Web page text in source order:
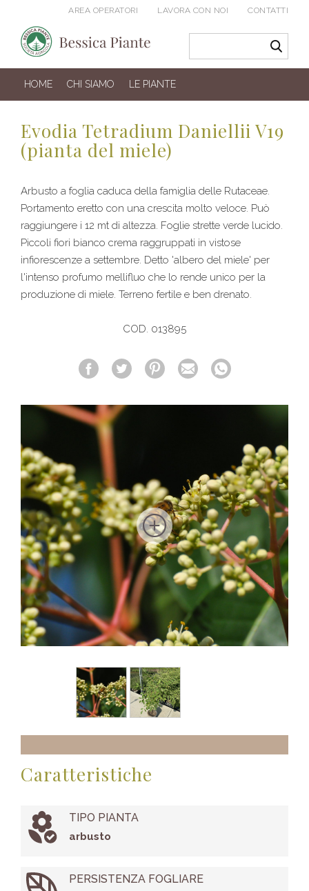
AREA OPERATORI LAVORA CON NOI CONTATTI
HOME CHI SIAMO LE PIANTE
Evodia Tetradium Daniellii V19
(pianta del miele)
Arbusto a foglia caduca della famiglia delle Rutaceae.
Portamento eretto con una crescita molto veloce. Può
raggiungere i 12 mt di altezza. Foglie strette verde lucido.
Piccoli fiori bianco crema raggruppati in vistose
infiorescenze a settembre. Detto 'albero del miele' per
l'intenso profumo mellifluo che lo rende unico per la
produzione di miele. Terreno fertile e ben drenato.
COD. 013895
Caratteristiche
TIPO PIANTA
arbusto
PERSISTENZA FOGLIARE